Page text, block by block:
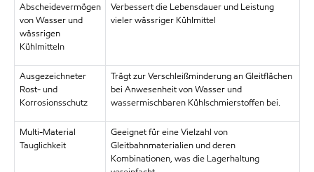
Abscheidevermögen
von Wasser und
wässrigen
Kühlmitteln
Verbessert die Lebensdauer und Leistung
vieler wässriger Kühlmittel
Ausgezeichneter
Rost- und
Korrosionsschutz
Trägt zur Verschleißminderung an Gleitflächen
bei Anwesenheit von Wasser und
wassermischbaren Kühlschmierstoffen bei.
Multi-Material
Tauglichkeit
Geeignet für eine Vielzahl von
Gleitbahnmaterialien und deren
Kombinationen, was die Lagerhaltung